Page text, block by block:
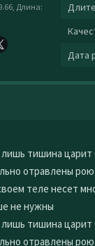
Длина:
Дата
тишина царит
отравлены
теле несет
не нужны
тишина царит
отравлены